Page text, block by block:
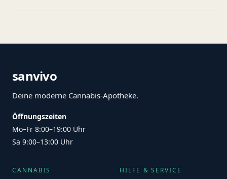
sanvivo
Deine moderne Cannabis-Apotheke.
Öffnungszeiten
Mo–Fr 8:00–19:00 Uhr
Sa 9:00–13:00 Uhr
CANNABIS HILFE & SERVICE